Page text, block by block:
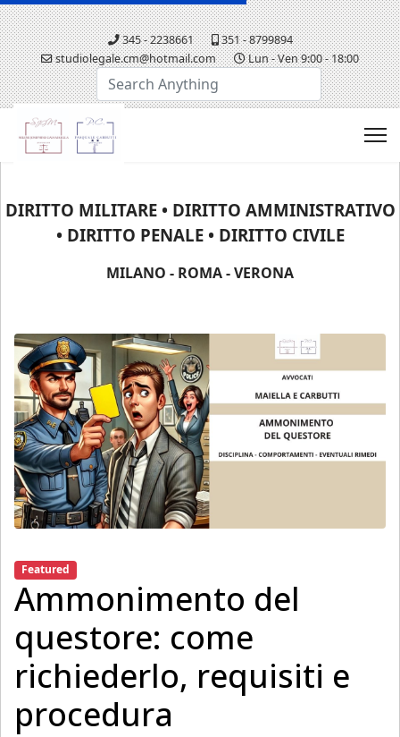
345 - 2238661
351 - 8799894
studiolegale.cm@hotmail.com
Lun - Ven 9:00 - 18:00
DIRITTO MILITARE • DIRITTO AMMINISTRATIVO
• DIRITTO PENALE • DIRITTO CIVILE
MILANO - ROMA - VERONA
Featured
Ammonimento del
questore: come
richiederlo, requisiti e
procedura